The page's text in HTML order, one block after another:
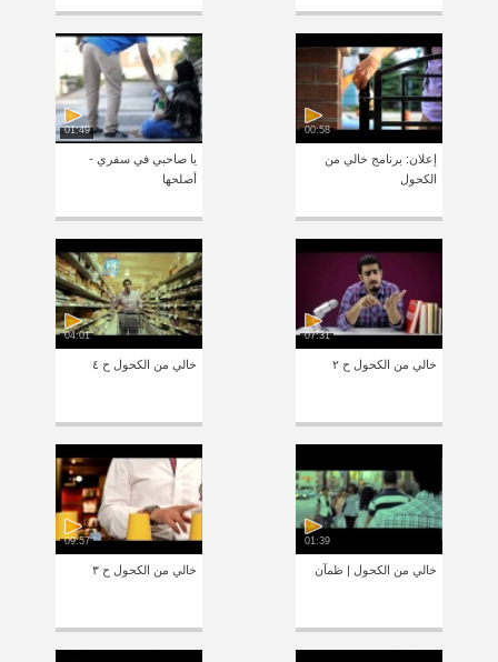
00:58
إعلان: برنامج خالي من
الكحول
01:49
يا صاحبي في سفري -
أصلحها
07:31
خالي من الكحول ح ٢
04:01
خالي من الكحول ح ٤
01:39
خالي من الكحول | ظمآن
09:57
خالي من الكحول ح ٣